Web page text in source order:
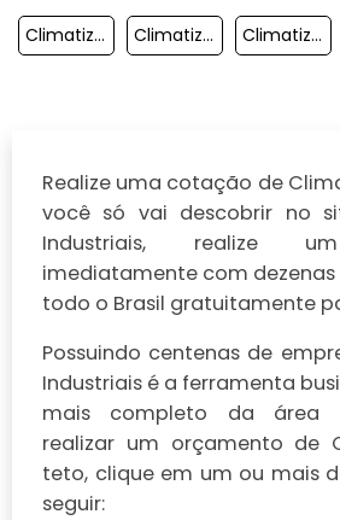
Climatizador Evaporativo 220v Climatizador De Ar Evaporativo Industrial Climatizador Evaporativo De Parede
Realize uma cotação de
você só vai descobrir no
Industriais, realize
imediatamente com dezenas
todo o Brasil gratuitamente
Possuindo centenas de
Industriais é a ferramenta
mais completo da área
realizar um orçamento de
teto, clique em um ou mais
seguir: